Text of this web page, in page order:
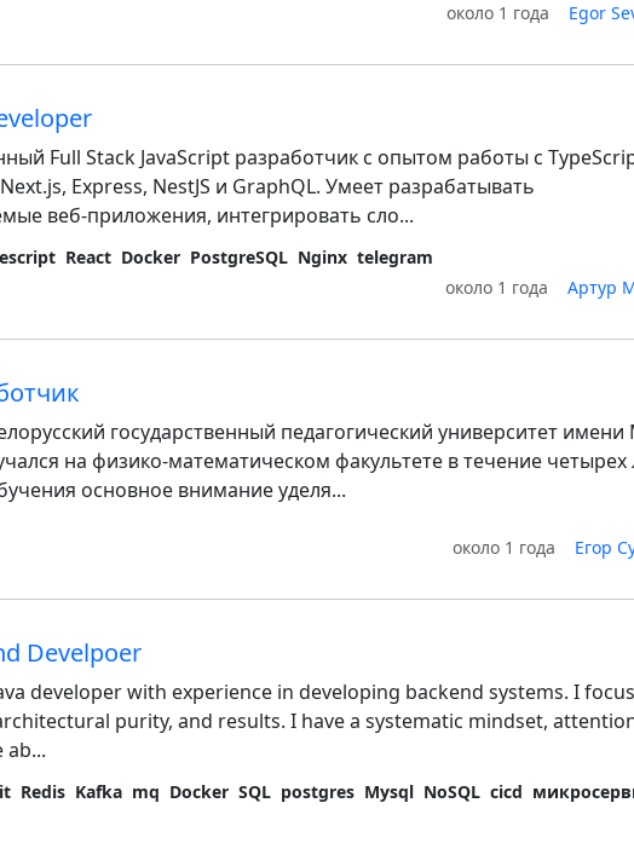
около 1 года Egor
Full Stack JavaScript разработчик с опытом работы с
Express, NestJS и GraphQL. Умеет разрабатывать
веб-приложения, интегрировать сло...
React Docker PostgreSQL Nginx telegram
около 1 года
Артур
государственный педагогический университет имени
на физико-математическом факультете в течение четырех
основное внимание уделя...
около 1 года Егор
Develpoer
developer with experience in developing backend systems. I
purity, and results. I have a systematic mindset,
ab...
Redis Kafka mq Docker SQL postgres Mysql NoSQL cicd